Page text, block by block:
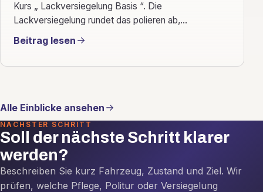
Kurs „ Lackversiegelung Basis “. Die
Lackversiegelung rundet das polieren ab,...
Beitrag lesen
Alle Einblicke ansehen
NÄCHSTER SCHRITT
Soll der nächste Schritt klarer
werden?
Beschreiben Sie kurz Fahrzeug, Zustand und Ziel. Wir
prüfen, welche Pflege, Politur oder Versiegelung